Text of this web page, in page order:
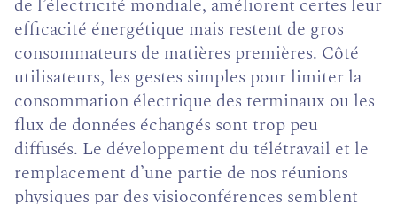
efficacité énergétique mais restent de gros
consommateurs de matières premières. Côté
utilisateurs, les gestes simples pour limiter la
consommation électrique des terminaux ou les
flux de données échangés sont trop peu
diffusés. Le développement du télétravail et le
remplacement d’une partie de nos réunions
physiques par des visioconférences semblent